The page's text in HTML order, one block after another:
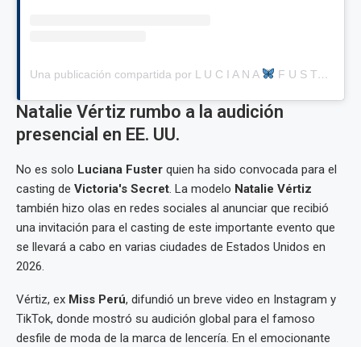
Una publicación compartida por L U C I A N A F U S T E R (@lucianafusterg)
Natalie Vértiz rumbo a la audición
presencial en EE. UU.
No es solo Luciana Fuster quien ha sido convocada para el
casting de Victoria's Secret . La modelo Natalie Vértiz
también hizo olas en redes sociales al anunciar que recibió
una invitación para el casting de este importante evento que
se llevará a cabo en varias ciudades de Estados Unidos en
2026.
Vértiz, ex Miss Perú, difundió un breve video en Instagram y
TikTok, donde mostró su audición global para el famoso
desfile de moda de la marca de lencería. En el emocionante